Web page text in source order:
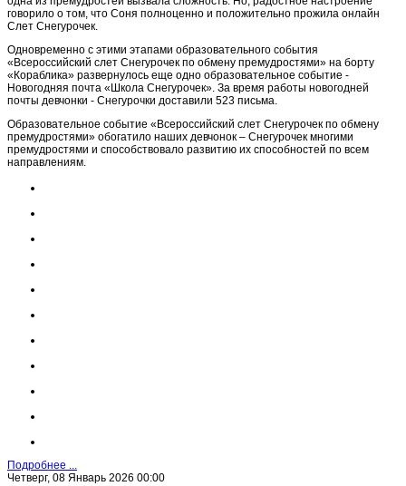
говорило о том, что Соня полноценно и положительно прожила онлайн
Слет Снегурочек.
Одновременно с этими этапами образовательного события
«Всероссийский слет Снегурочек по обмену премудростями» на борту
«Кораблика» развернулось еще одно образовательное событие -
Новогодняя почта «Школа Снегурочек». За время работы новогодней
почты девчонки - Снегурочки доставили 523 письма.
Образовательное событие «Всероссийский слет Снегурочек по обмену
премудростями» обогатило наших девчонок – Снегурочек многими
премудростями и способствовало развитию их способностей по всем
направлениям.
Подробнее ...
Четверг, 08 Январь 2026 00:00